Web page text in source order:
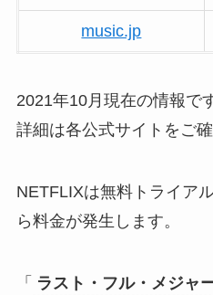
music.jp
2021年10月現在の情報で
詳細は各公式サイトをご確
NETFLIXは無料トライア
ら料金が発生します。
「 ラスト・フル・メジャ